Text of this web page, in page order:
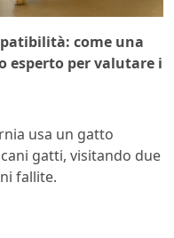
come una
esperto per valutare i
usa un gatto
gatti, visitando due
fallite.